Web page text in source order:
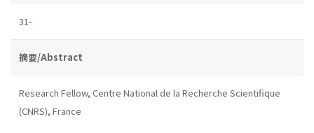
31-
摘要/Abstract
Research Fellow, Centre National de la Recherche Scientifique
(CNRS), France